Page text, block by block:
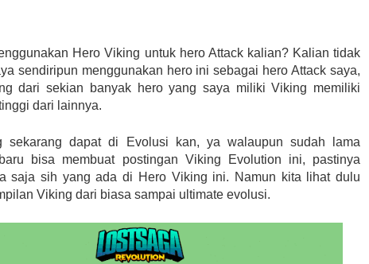
Hero Viking untuk hero Attack kalian? Kalian tidak
sendiripun menggunakan hero ini sebagai hero Attack saya,
dari sekian banyak hero yang saya miliki Viking memiliki
dari lainnya.
sekarang dapat di Evolusi kan, ya walaupun sudah lama
bisa membuat postingan Viking Evolution ini, pastinya
saja sih yang ada di Hero Viking ini. Namun kita lihat dulu
Viking dari biasa sampai ultimate evolusi.